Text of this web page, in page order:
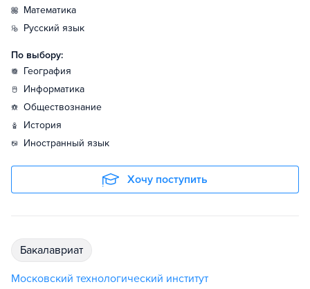
математика
русский язык
По выбору:
география
информатика
обществознание
история
иностранный язык
Хочу поступить
бакалавриат
Московский технологический институт